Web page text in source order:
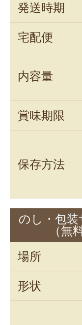
発送時期
宅配便
内容量
賞味期限
保存方法
のし・包装
（無
場所
形状